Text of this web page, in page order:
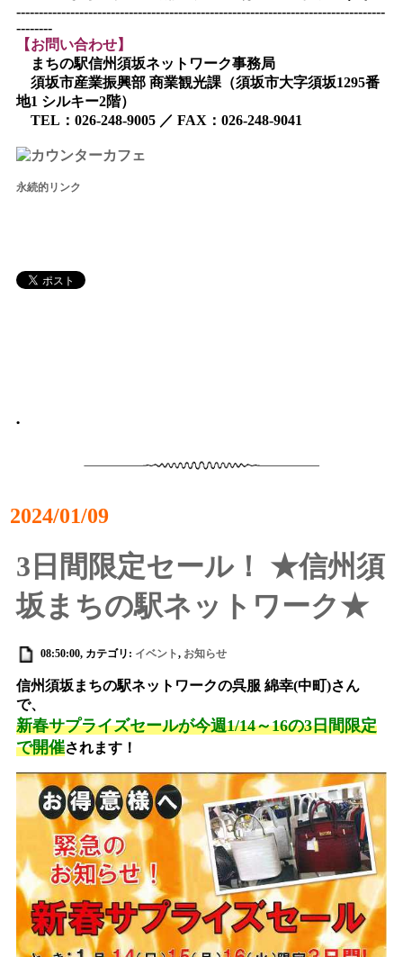
----------------------------------------------------------------------------------
--------
【お問い合わせ】
まちの駅信州須坂ネットワーク事務局
須坂市産業振興部 商業観光課（須坂市大字須坂1295番
地1 シルキー2階）
TEL：026-248-9005 ／ FAX：026-248-9041
永続的リンク
•
2024/01/09
3日間限定セール！ ★信州須
坂まちの駅ネットワーク★
08:50:00, カテゴリ: イベント, お知らせ
信州須坂まちの駅ネットワークの呉服 綿幸(中町)さん
で、
新春サプライズセールが今週1/14～16の3日間限定
で開催されます！